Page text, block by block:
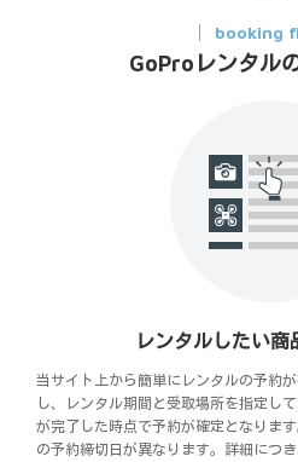
booking
GoProレンタル
レンタルしたい商
当サイト上から簡単にレンタルの予約
し、レンタル期間と受取場所を指定し
が完了した時点で予約が確定となりま
の予約締切日が異なります。詳細につ